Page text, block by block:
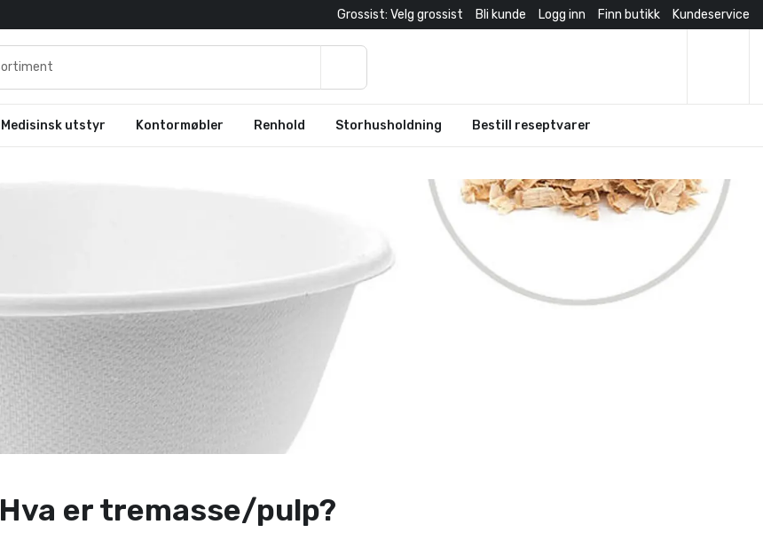
Grossist: Velg grossist Bli kunde Logg inn Finn butikk Kundeservice
Medisinsk utstyr Kontormøbler Renhold Storhusholdning Bestill reseptvarer
Hva er tremasse/pulp?